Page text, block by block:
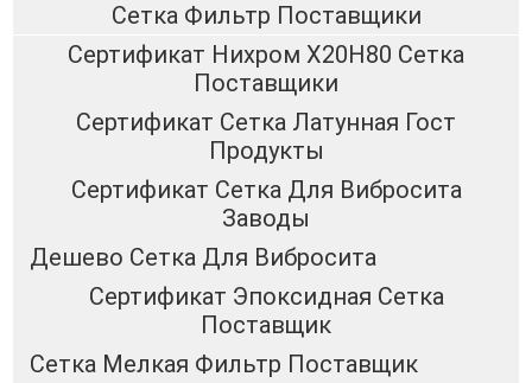
Сетка Фильтр Поставщики
Сертификат Нихром Х20Н80 Сетка
Поставщики
Сертификат Сетка Латунная Гост
Продукты
Сертификат Сетка Для Вибросита
Заводы
Дешево Сетка Для Вибросита
Сертификат Эпоксидная Сетка
Поставщик
Сетка Мелкая Фильтр Поставщик